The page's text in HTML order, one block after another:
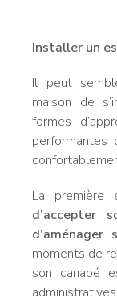
Installer un
Il peut
maison de
formes
performantes
La première
d’accepter
moments de
son canapé